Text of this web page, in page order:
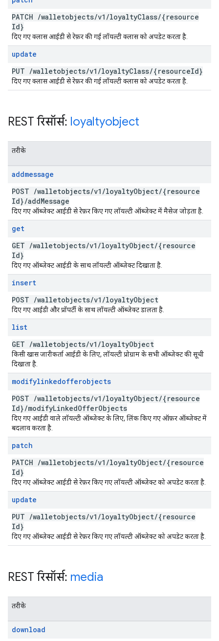
PATCH /walletobjects/v1 /loyaltyClass/{resource
Id}
दिए गए क्लास आईडी से रेफ़र की गई लॉयल्टी क्लास को अपडेट करता है.
update
PUT /walletobjects/v1 /loyaltyClass/{resourceId}
दिए गए क्लास आईडी से रेफ़र की गई लॉयल्टी क्लास को अपडेट करता है.
REST रिसॉर्स: loyaltyobject
तरीके
addmessage
POST /walletobjects/v1 /loyaltyObject/{resource
Id}/addMessage
दिए गए ऑब्जेक्ट आईडी से रेफ़र किए गए लॉयल्टी ऑब्जेक्ट में मैसेज जोड़ता है.
get
GET /walletobjects/v1 /loyaltyObject/{resource
Id}
दिए गए ऑब्जेक्ट आईडी के साथ लॉयल्टी ऑब्जेक्ट दिखाता है.
insert
POST /walletobjects/v1 /loyaltyObject
दिए गए आईडी और प्रॉपर्टी के साथ लॉयल्टी ऑब्जेक्ट डालता है.
list
GET /walletobjects/v1 /loyaltyObject
किसी खास जारीकर्ता आईडी के लिए, लॉयल्टी प्रोग्राम के सभी ऑब्जेक्ट की सूची
दिखाता है.
modifylinkedofferobjects
POST /walletobjects/v1 /loyaltyObject/{resource
Id}/modifyLinkedOfferObjects
दिए गए आईडी वाले लॉयल्टी ऑब्जेक्ट के लिए, लिंक किए गए ऑफ़र ऑब्जेक्ट में
बदलाव करता है.
patch
PATCH /walletobjects/v1 /loyaltyObject/{resource
Id}
दिए गए ऑब्जेक्ट आईडी से रेफ़र किए गए लॉयल्टी ऑब्जेक्ट को अपडेट करता है.
update
PUT /walletobjects/v1 /loyaltyObject/{resource
Id}
दिए गए ऑब्जेक्ट आईडी से रेफ़र किए गए लॉयल्टी ऑब्जेक्ट को अपडेट करता है.
REST रिसॉर्स: media
तरीके
download